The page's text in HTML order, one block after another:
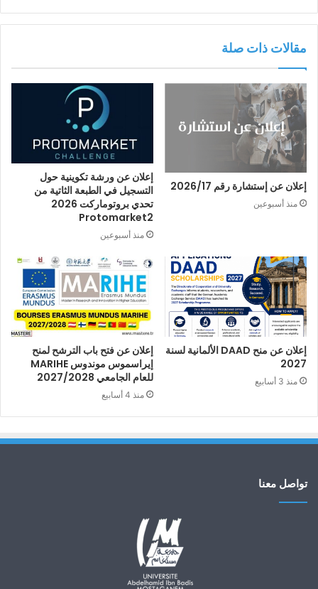
مقالات ذات صلة
إعلان عن إستشارة رقم 2026/17
منذ أسبوعين
إعلان عن ورشة تكوينية حول
التسجيل في الطبعة الثاتية من
تحدي بروتوماركت 2026
Protomarket2
منذ أسبوعين
إعلان عن منح DAAD الألمانية لسنة
2027
منذ 3 أسابيع
إعلان عن فتح باب الترشح لمنح
إيراسموس موندوس MARIHE
للعام الجامعي 2027/2028
منذ 4 أسابيع
تواصل معنا